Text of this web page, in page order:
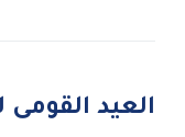
العيد